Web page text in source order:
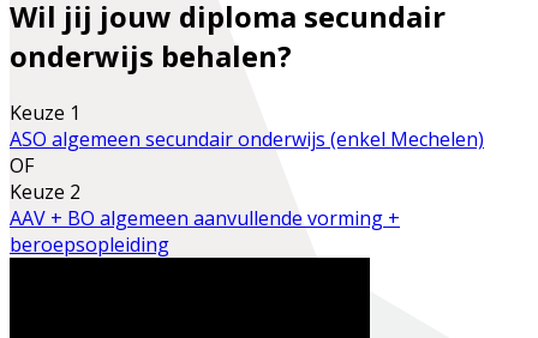
Wil jij jouw diploma secundair
onderwijs behalen?
Keuze 1
ASO algemeen secundair onderwijs (enkel Mechelen)
OF
Keuze 2
AAV + BO algemeen aanvullende vorming +
beroepsopleiding